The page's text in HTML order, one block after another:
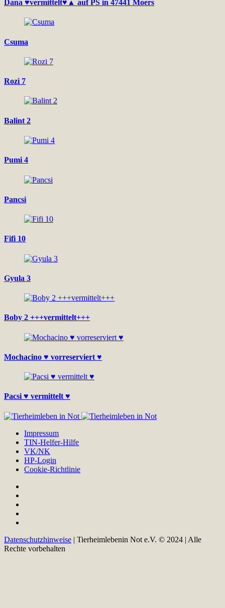
Dana ♥vermittelt♥▲ auf PS in 47441 Moers
Csuma
Rozi 7
Balint 2
Pumi 4
Pancsi
Fifi 10
Gyula 3
Boby 2 +++vermittelt+++
Mochacino ♥ vorreserviert ♥
Pacsi ♥ vermittelt ♥
Impressum
TIN-Helfer-Hilfe
VK/NK
HP-Login
Cookie-Richtlinie
Datenschutzhinweise | Tierheimlebenin Not e.V. © 2024 | Alle
Rechte vorbehalten